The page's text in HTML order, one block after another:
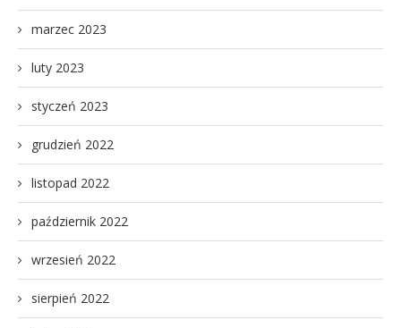
marzec 2023
luty 2023
styczeń 2023
grudzień 2022
listopad 2022
październik 2022
wrzesień 2022
sierpień 2022